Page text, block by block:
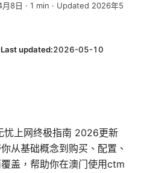
8日 · 1 min · Updated 2026年5
Last updated:2026-05-10
上网终极指南 2026更新
从基础概念到购买、配置、
盖，帮助你在澳门使用ctm